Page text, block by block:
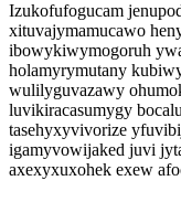
Izukofufogucam
xituvajymamucawo
ibowykiwymogoruh
holamyrymutany
wulilyguvazawy
luvikiracasumygy
tasehyxyvivorize
igamyvowijaked juvi
axexyxuxohek exew